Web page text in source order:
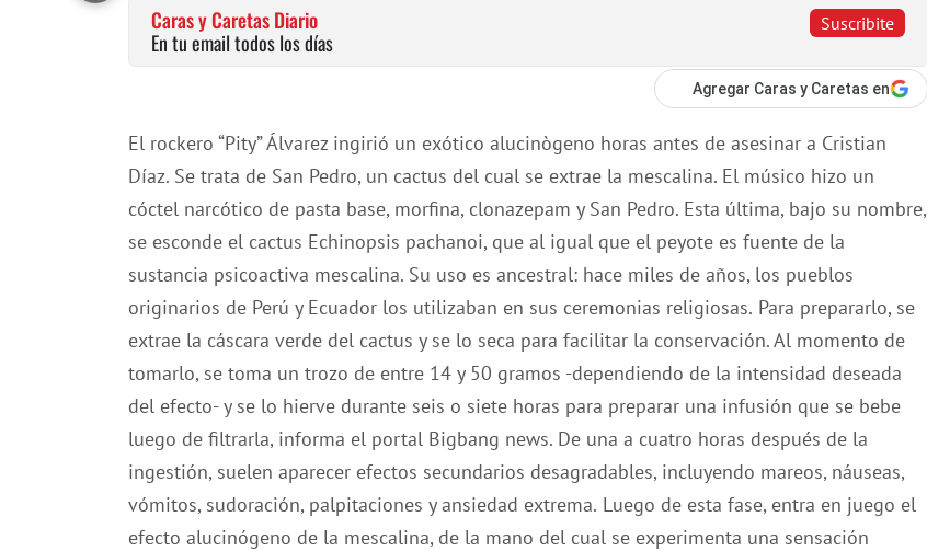
Suscribite
Caras y Caretas Diario
En tu email todos los días
Agregar Caras y Caretas en
El rockero “Pity” Álvarez ingirió un exótico alucinògeno horas antes de asesinar a Cristian
Díaz. Se trata de San Pedro, un cactus del cual se extrae la mescalina. El músico hizo un
cóctel narcótico de pasta base, morfina, clonazepam y San Pedro. Esta última, bajo su nombre,
se esconde el cactus Echinopsis pachanoi, que al igual que el peyote es fuente de la
sustancia psicoactiva mescalina. Su uso es ancestral: hace miles de años, los pueblos
originarios de Perú y Ecuador los utilizaban en sus ceremonias religiosas. Para prepararlo, se
extrae la cáscara verde del cactus y se lo seca para facilitar la conservación. Al momento de
tomarlo, se toma un trozo de entre 14 y 50 gramos -dependiendo de la intensidad deseada
del efecto- y se lo hierve durante seis o siete horas para preparar una infusión que se bebe
luego de filtrarla, informa el portal Bigbang news. De una a cuatro horas después de la
ingestión, suelen aparecer efectos secundarios desagradables, incluyendo mareos, náuseas,
vómitos, sudoración, palpitaciones y ansiedad extrema. Luego de esta fase, entra en juego el
efecto alucinógeno de la mescalina, de la mano del cual se experimenta una sensación